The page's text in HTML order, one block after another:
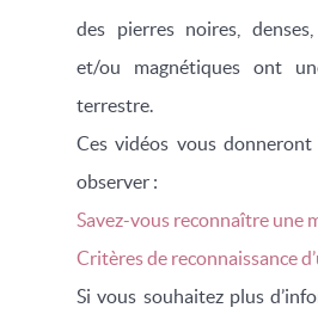
des pierres noires,
et/ou magnétiques ont
terrestre.
Ces vidéos vous
observer :
Savez-vous reconnaître une
Critères de reconnaissance
Si vous souhaitez plus